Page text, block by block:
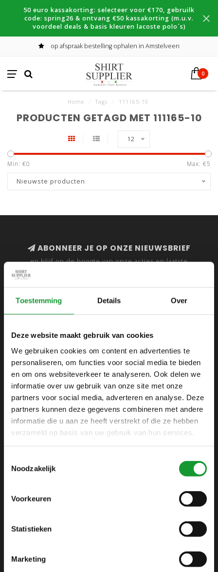
Toestemming Details Over
Deze website maakt gebruik van cookies
We gebruiken cookies om content en advertenties te
personaliseren, om functies voor social media te bieden
en om ons websiteverkeer te analyseren. Ook delen we
informatie over uw gebruik van onze site met onze
partners voor social media, adverteren en analyse. Deze
partners kunnen deze gegevens combineren met andere
informatie die u aan ze heeft verstrekt of die ze hebben
verzameld op basis van uw gebruik van hun services.
Noodzakelijk
Voorkeuren
Statistieken
Marketing
50 euro kassakorting: selecteer voor €170, gebruilk
code: spring26 & ontvang €50 kassakorting (m.u.v.
voordeel deals & basis kleuren lacoste polo´s)
op afspraak bestelling ophalen in Amstelveen
0
Home Tags 111165-10
PRODUCTEN GETAGD MET 111165-10
12
Min: €0 Max: €5
Nieuwste producten
ABONNEER JE OP ONZE NIEUWSBRIEF
en blijf op de hoogte van onze acties en laatste
SHIRTSUPPLIER.NL
Webshop voor mannen
Zijlijnstraat 24
1433 DC
+31 6 42 52 32 80
+31 6 42 52 32 80